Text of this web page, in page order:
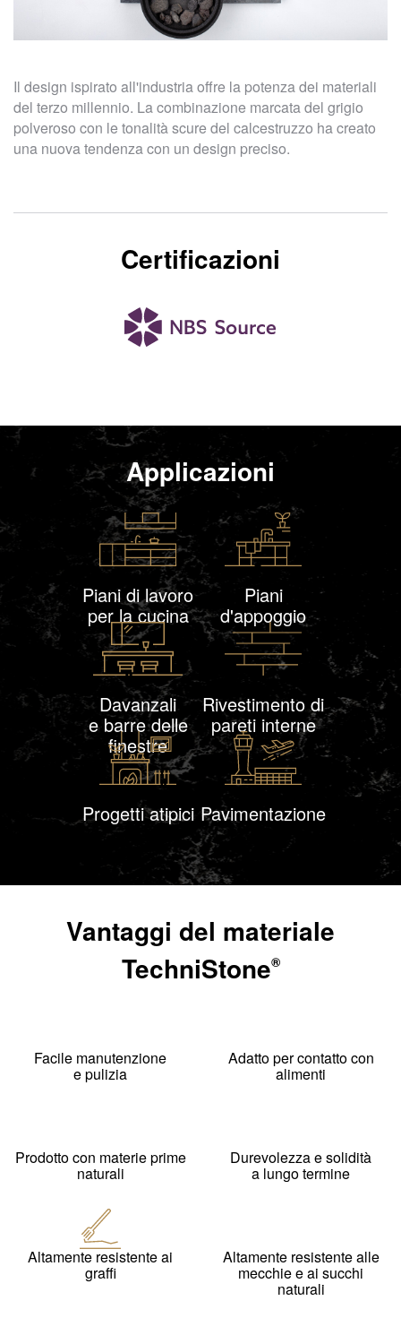
Il design ispirato all'industria offre la potenza dei materiali
del terzo millennio. La combinazione marcata del grigio
polveroso con le tonalità scure del calcestruzzo ha creato
una nuova tendenza con un design preciso.
Certificazioni
Applicazioni
Piani di lavoro
per la cucina
Piani
d'appoggio
Davanzali
e barre delle
finestre
Rivestimento di
pareti interne
Progetti atipici Pavimentazione
Vantaggi del materiale
TechniStone®
Facile manutenzione
e pulizia
Adatto per contatto con
alimenti
Prodotto con materie prime
naturali
Durevolezza e solidità
a lungo termine
Altamente resistente ai
graffi
Altamente resistente alle
mecchie e ai succhi
naturali